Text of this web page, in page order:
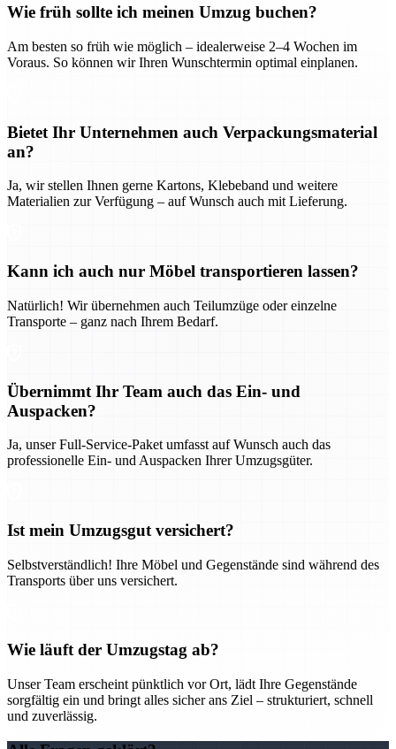
Wie früh sollte ich meinen Umzug buchen?
Am besten so früh wie möglich – idealerweise 2–4 Wochen im
Voraus. So können wir Ihren Wunschtermin optimal einplanen.
Bietet Ihr Unternehmen auch Verpackungsmaterial
an?
Ja, wir stellen Ihnen gerne Kartons, Klebeband und weitere
Materialien zur Verfügung – auf Wunsch auch mit Lieferung.
Kann ich auch nur Möbel transportieren lassen?
Natürlich! Wir übernehmen auch Teilumzüge oder einzelne
Transporte – ganz nach Ihrem Bedarf.
Übernimmt Ihr Team auch das Ein- und
Auspacken?
Ja, unser Full-Service-Paket umfasst auf Wunsch auch das
professionelle Ein- und Auspacken Ihrer Umzugsgüter.
Ist mein Umzugsgut versichert?
Selbstverständlich! Ihre Möbel und Gegenstände sind während des
Transports über uns versichert.
Wie läuft der Umzugstag ab?
Unser Team erscheint pünktlich vor Ort, lädt Ihre Gegenstände
sorgfältig ein und bringt alles sicher ans Ziel – strukturiert, schnell
und zuverlässig.